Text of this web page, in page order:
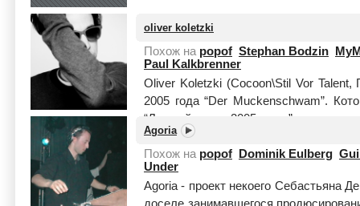
oliver koletzki
Похож на popof Stephan Bodzin
Paul Kalkbrenner
Oliver Koletzki (Cocoon\Stil Vor Talent,
2005 года “Der Muckenschwam”.
“Лучший трек 2005 года” по
целиком
Agoria
Похож на popof Dominik Eulberg
Under
Agoria - проект некоего Себастьяна